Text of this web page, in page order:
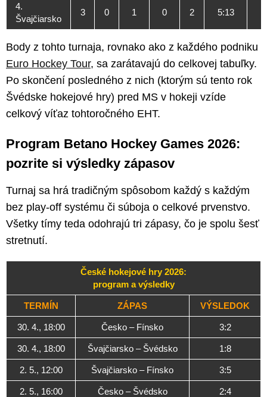
4.
Švajčiarsko
3 0 1 0 2 5:13
Body z tohto turnaja, rovnako ako z každého podniku
Euro Hockey Tour, sa zarátavajú do celkovej tabuľky.
Po skončení posledného z nich (ktorým sú tento rok
Švédske hokejové hry) pred MS v hokeji vzíde
celkový víťaz tohtoročného EHT.
Program Betano Hockey Games 2026:
pozrite si výsledky zápasov
Turnaj sa hrá tradičným spôsobom každý s každým
bez play-off systému či súboja o celkové prvenstvo.
Všetky tímy teda odohrajú tri zápasy, čo je spolu šesť
stretnutí.
České hokejové hry 2026:
program a výsledky
TERMÍN ZÁPAS VÝSLEDOK
30. 4., 18:00 Česko – Fínsko 3:2
30. 4., 18:00 Švajčiarsko – Švédsko 1:8
2. 5., 12:00 Švajčiarsko – Fínsko 3:5
2. 5., 16:00 Česko – Švédsko 2:4